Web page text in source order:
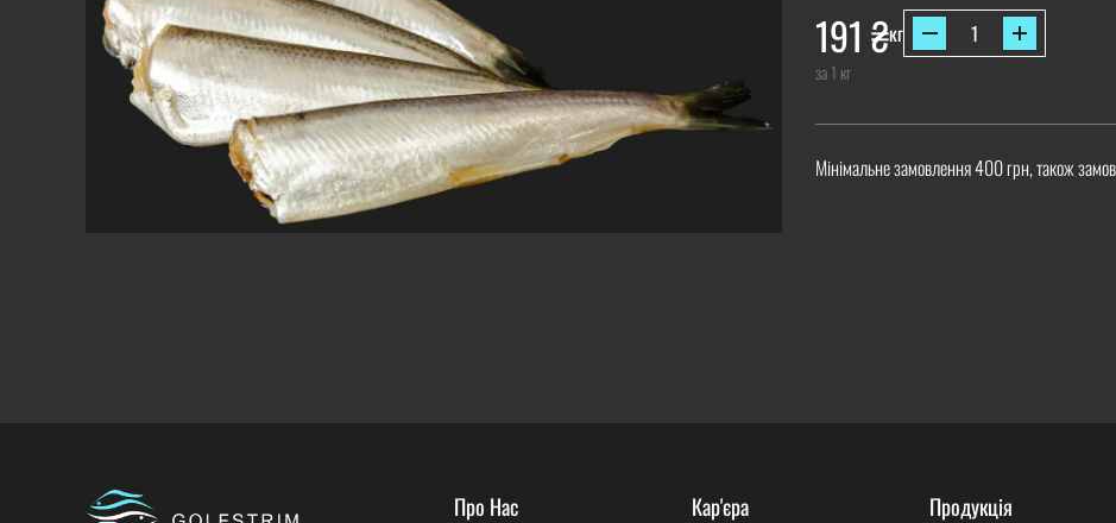
191 ₴кг
за 1 кг
Мінімальне замовлення 400 грн, також
Про Нас Кар'єра Продукція